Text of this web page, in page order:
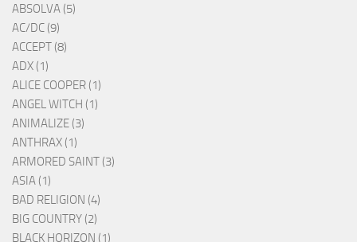
ABSOLVA (5)
AC/DC (9)
ACCEPT (8)
ADX (1)
ALICE COOPER (1)
ANGEL WITCH (1)
ANIMALIZE (3)
ANTHRAX (1)
ARMORED SAINT (3)
ASIA (1)
BAD RELIGION (4)
BIG COUNTRY (2)
BLACK HORIZON (1)